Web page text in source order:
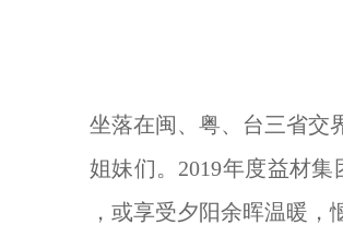
坐落在闽、粤、台三省交
姐妹们。2019年度益材
，或享受夕阳余晖温暖，